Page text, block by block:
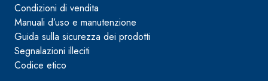
Condizioni di vendita
Manuali d’uso e manutenzione
Guida sulla sicurezza dei prodotti
Segnalazioni illeciti
Codice etico